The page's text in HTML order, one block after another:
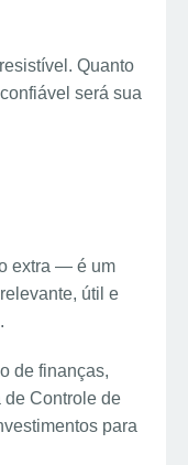
Quanto
será sua
extra — é um
útil e
de finanças,
de Controle de
para